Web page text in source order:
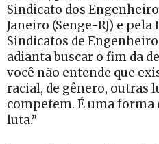
Sindicato dos
Janeiro (Senge-RJ) e pela
Sindicatos de
adianta buscar o fim da
você não entende que
racial, de gênero, outras
competem. É uma forma
luta.”